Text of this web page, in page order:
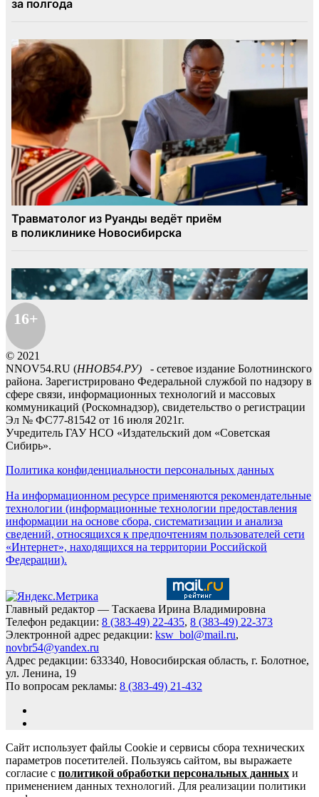
16+
© 2021
NNOV54.RU (ННОВ54.РУ) - сетевое издание Болотнинского
района. Зарегистрировано Федеральной службой по надзору в
сфере связи, информационных технологий и массовых
коммуникаций (Роскомнадзор), свидетельство о регистрации
Эл № ФС77-81542 от 16 июля 2021г.
Учредитель ГАУ НСО «Издательский дом «Советская
Сибирь».
Политика конфиденциальности персональных данных
На информационном ресурсе применяются рекомендательные
технологии (информационные технологии предоставления
информации на основе сбора, систематизации и анализа
сведений, относящихся к предпочтениям пользователей сети
«Интернет», находящихся на территории Российской
Федерации).
Главный редактор — Таскаева Ирина Владимировна
Телефон редакции: 8 (383-49) 22-435, 8 (383-49) 22-373
Электронной адрес редакции: ksw_bol@mail.ru,
novbr54@yandex.ru
Адрес редакции: 633340, Новосибирская область, г. Болотное,
ул. Ленина, 19
По вопросам рекламы: 8 (383-49) 21-432
Сайт использует файлы Cookie и сервисы сбора технических
параметров посетителей. Пользуясь сайтом, вы выражаете
согласие с политикой обработки персональных данных и
применением данных технологий. Для реализации политики